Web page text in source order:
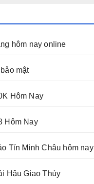
hôm nay online
mật
Hôm Nay
Hôm Nay
Tín Minh Châu hôm nay
Hậu Giao Thủy